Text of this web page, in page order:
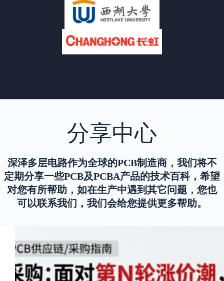
分享中心
深泽多层电路作为全球的PCB制造商，我们将不
定期分享一些PCB及PCBA产品的技术百科，希望
对您有所帮助，如在生产中遇到其它问题，您也
可以联系我们，我们会给您提供更多帮助。